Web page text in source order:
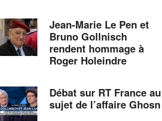
Jean-Marie Le Pen et
Bruno Gollnisch
rendent hommage à
Roger Holeindre
Débat sur RT France au
sujet de l’affaire Ghosn